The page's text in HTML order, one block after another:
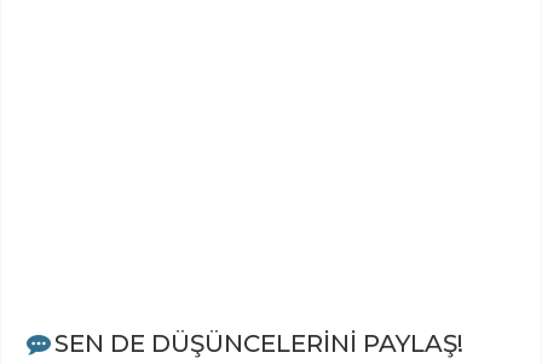
SEN DE DÜŞÜNCELERİNİ PAYLAŞ!